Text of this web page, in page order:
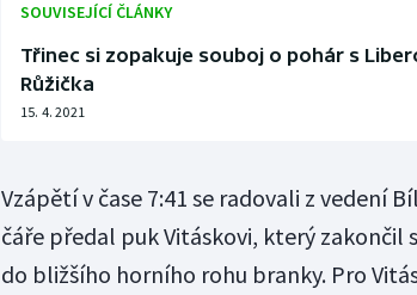
SOUVISEJÍCÍ ČLÁNKY
Třinec si zopakuje souboj o pohár s
Růžička
15. 4. 2021
Vzápětí v čase 7:41 se radovali z vedení
čáře předal puk Vitáskovi, který zakončil
do bližšího horního rohu branky. Pro